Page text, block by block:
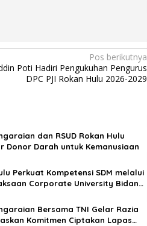
Pos berikutnya
Poti Hadiri Pengukuhan Pengurus
DPC PJI Rokan Hulu 2026-2029
dan RSUD Rokan Hulu
Donor Darah untuk Kemanusiaan
Perkuat Kompetensi SDM melalui
Corporate University Bidang
Bersama TNI Gelar Razia
Komitmen Ciptakan Lapas